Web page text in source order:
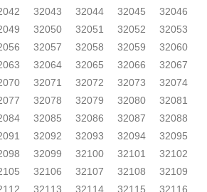
32043 32044 32045
32046
32050 32051 32052
32053
32057 32058 32059
32060
32064 32065 32066
32067
32071 32072 32073
32074
32078 32079 32080
32081
32085 32086 32087
32088
32092 32093 32094
32095
32099 32100 32101
32102
32106 32107 32108
32109
32113 32114 32115
32116